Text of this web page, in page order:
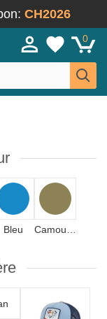
CH2026
0
Bleu